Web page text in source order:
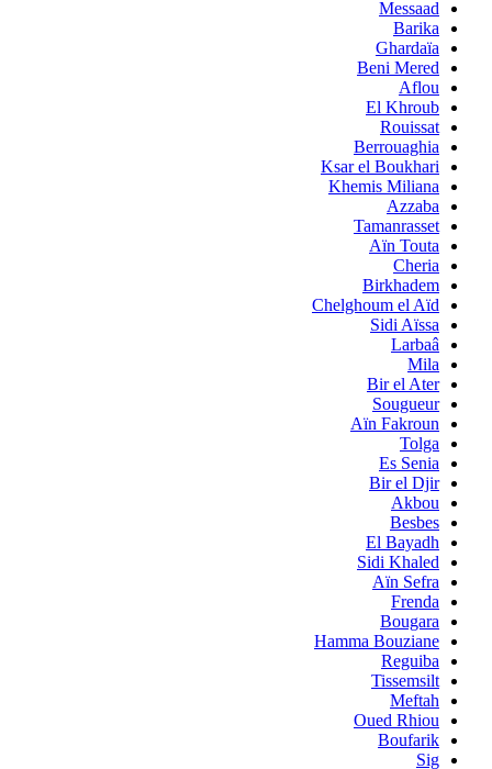
Messaad
Barika
Ghardaïa
Beni Mered
Aflou
El Khroub
Rouissat
Berrouaghia
Ksar el Boukhari
Khemis Miliana
Azzaba
Tamanrasset
Aïn Touta
Cheria
Birkhadem
Chelghoum el Aïd
Sidi Aïssa
Larbaâ
Mila
Bir el Ater
Sougueur
Aïn Fakroun
Tolga
Es Senia
Bir el Djir
Akbou
Besbes
El Bayadh
Sidi Khaled
Aïn Sefra
Frenda
Bougara
Hamma Bouziane
Reguiba
Tissemsilt
Meftah
Oued Rhiou
Boufarik
Sig